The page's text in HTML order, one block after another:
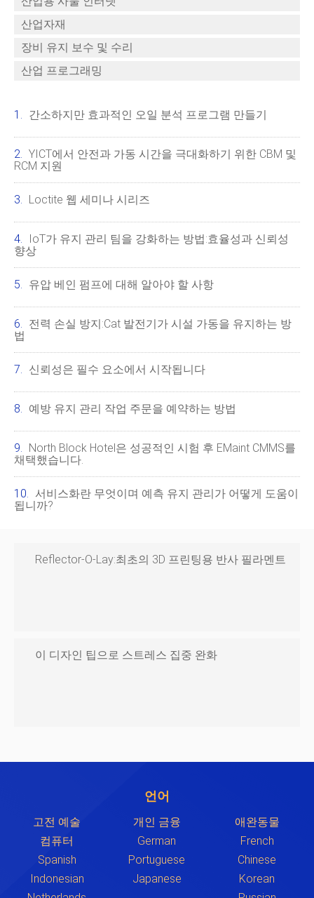
산업자재
장비 유지 보수 및 수리
산업 프로그래밍
간소하지만 효과적인 오일 분석 프로그램 만들기
YICT에서 안전과 가동 시간을 극대화하기 위한 CBM 및
RCM 지원
Loctite 웹 세미나 시리즈
IoT가 유지 관리 팀을 강화하는 방법:효율성과 신뢰성
향상
유압 베인 펌프에 대해 알아야 할 사항
전력 손실 방지:Cat 발전기가 시설 가동을 유지하는 방
법
신뢰성은 필수 요소에서 시작됩니다
예방 유지 관리 작업 주문을 예약하는 방법
North Block Hotel은 성공적인 시험 후 EMaint CMMS를
채택했습니다.
서비스화란 무엇이며 예측 유지 관리가 어떻게 도움이
됩니까?
Reflector-O-Lay:최초의 3D 프린팅용 반사 필라멘트
이 디자인 팁으로 스트레스 집중 완화
언어
고전 예술 개인 금융
애완동물
컴퓨터
German
French
Spanish
Portuguese
Chinese
Indonesian
Japanese
Korean